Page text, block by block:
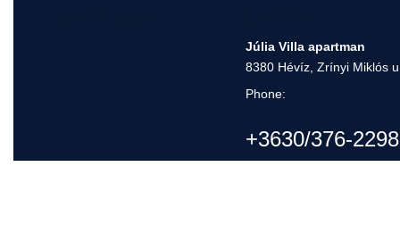
Júlia Villa apartman
8380 Hévíz, Zrínyi Miklós
Phone:
+3630/376-2298